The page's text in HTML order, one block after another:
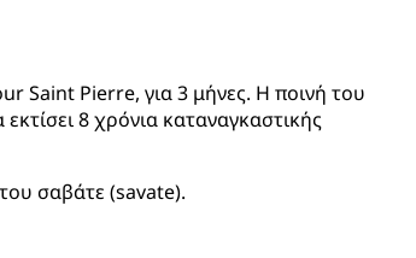
Saint Pierre, για 3 μήνες. Η ποινή του
8 χρόνια καταναγκαστικής
σαβάτε (savate).